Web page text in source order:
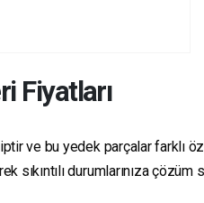
Fiyatları
ve bu yedek parçalar farklı
durumlarınıza